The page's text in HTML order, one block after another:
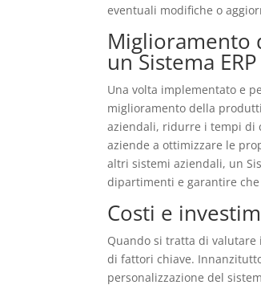
eventuali modifiche o
Miglioramento
un Sistema
Una volta implementato e
miglioramento della
aziendali, ridurre i tempi di
aziende a ottimizzare le
altri sistemi aziendali, un
dipartimenti e garantire
Costi e
Quando si tratta di valutare
di fattori chiave.
personalizzazione del